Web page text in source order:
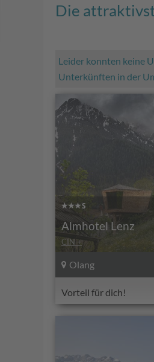
Die
Leider konnten keine
Unterkünften in der
Almhotel Lenz
CIN +
Olang
Vorteil für dich!